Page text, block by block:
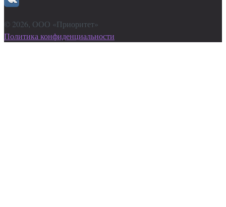
© 2026, ООО «Приоритет»
Политика конфиденциальности